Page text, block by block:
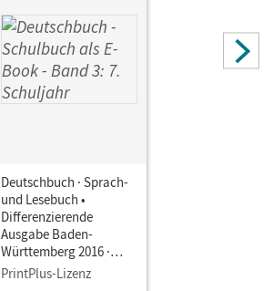
Deutschbuch · Sprach-
und Lesebuch •
Differenzierende
Ausgabe Baden-
Württemberg 2016 ·
Band 3: 7. Schuljahr •
PrintPlus-Lizenz